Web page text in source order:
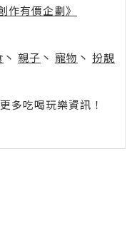
作有價企劃》
丶 親子 丶 寵物 丶 扮靚
多吃喝玩樂資訊！